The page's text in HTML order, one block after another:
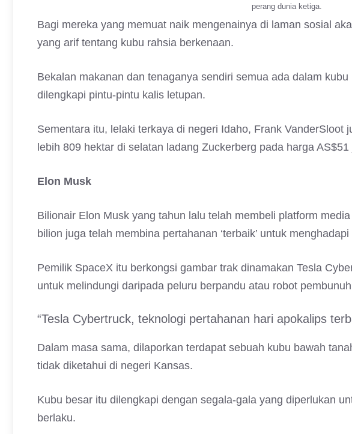
perang dunia ketiga.
Bagi mereka yang memuat naik mengenainya di laman sosial
yang arif tentang kubu rahsia berkenaan.
Bekalan makanan dan tenaganya sendiri semua ada dalam
dilengkapi pintu-pintu kalis letupan.
Sementara itu, lelaki terkaya di negeri Idaho, Frank VanderSloot
lebih 809 hektar di selatan ladang Zuckerberg pada harga
Elon Musk
Bilionair Elon Musk yang tahun lalu telah membeli platform
bilion juga telah membina pertahanan ‘terbaik’ untuk
Pemilik SpaceX itu berkongsi gambar trak dinamakan Tesla
untuk melindungi daripada peluru berpandu atau robot
“Tesla Cybertruck, teknologi pertahanan hari apokalips
Dalam masa sama, dilaporkan terdapat sebuah kubu bawah
tidak diketahui di negeri Kansas.
Kubu besar itu dilengkapi dengan segala-gala yang diperlukan
berlaku.